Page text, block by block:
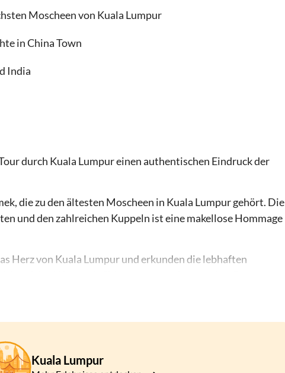
Moscheen von Kuala Lumpur
in China Town
India
durch Kuala Lumpur einen authentischen Eindruck der
die zu den ältesten Moscheen in Kuala Lumpur gehört. Die
und den zahlreichen Kuppeln ist eine makellose Hommage
Herz von Kuala Lumpur und erkunden die lebhaften
Sie den Zentralmarkt, wo Sie unglaubliches
Kuala Lumpur